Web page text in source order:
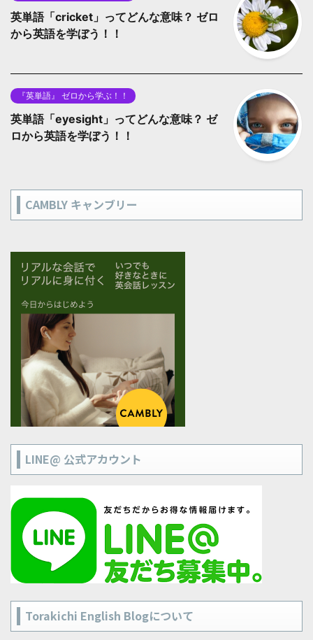
英単語「cricket」ってどんな意味？ ゼロ
から英語を学ぼう！！
『英単語』 ゼロから学ぶ！！
英単語「eyesight」ってどんな意味？ ゼ
ロから英語を学ぼう！！
CAMBLY キャンブリー
LINE@ 公式アカウント
Torakichi English Blogについて